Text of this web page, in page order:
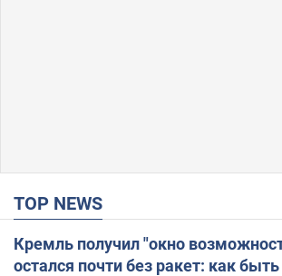
TOP NEWS
Кремль получил "окно
остался почти без ракет: как